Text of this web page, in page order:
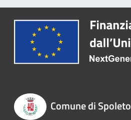
Comune di Spoleto